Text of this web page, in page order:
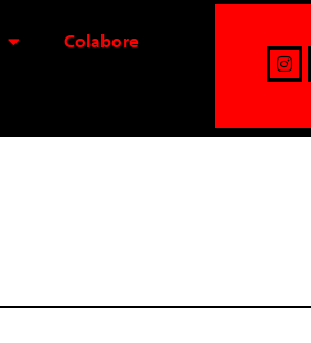
Colabore